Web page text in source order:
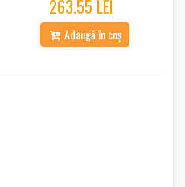
263.55 LEI
Adaugă în coș